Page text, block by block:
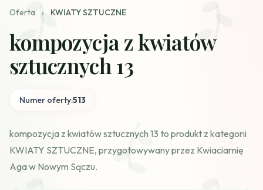
Oferta › KWIATY SZTUCZNE
kompozycja z kwiatów
sztucznych 13
Numer oferty:513
kompozycja z kwiatów sztucznych 13 to produkt z kategorii
KWIATY SZTUCZNE, przygotowywany przez Kwiaciarnię
Aga w Nowym Sączu.